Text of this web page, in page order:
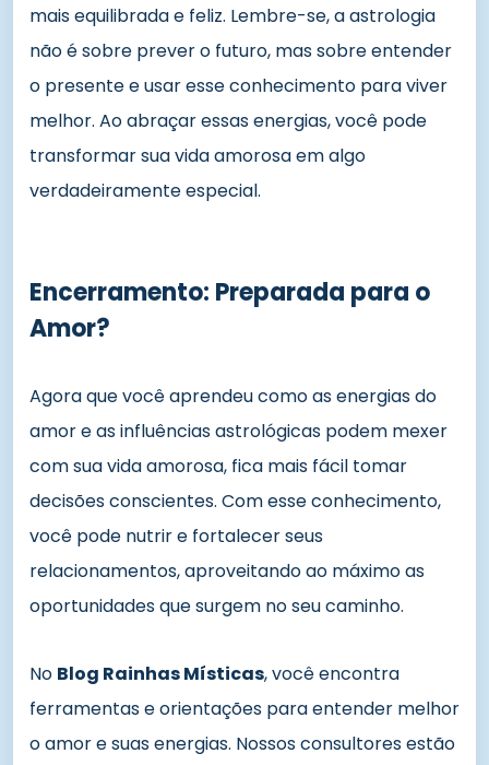
mais equilibrada e feliz. Lembre-se, a astrologia
não é sobre prever o futuro, mas sobre entender
o presente e usar esse conhecimento para viver
melhor. Ao abraçar essas energias, você pode
transformar sua vida amorosa em algo
verdadeiramente especial.
Encerramento: Preparada para o
Amor?
Agora que você aprendeu como as energias do
amor e as influências astrológicas podem mexer
com sua vida amorosa, fica mais fácil tomar
decisões conscientes. Com esse conhecimento,
você pode nutrir e fortalecer seus
relacionamentos, aproveitando ao máximo as
oportunidades que surgem no seu caminho.
No Blog Rainhas Místicas, você encontra
ferramentas e orientações para entender melhor
o amor e suas energias. Nossos consultores estão